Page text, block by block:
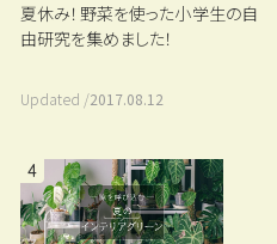
夏休み！野菜を使った小学生の自
由研究を集めました！
Updated /2017.08.12
4